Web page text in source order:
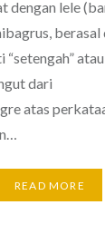
dengan lele
berasal
atau
dari
atas
READ MORE